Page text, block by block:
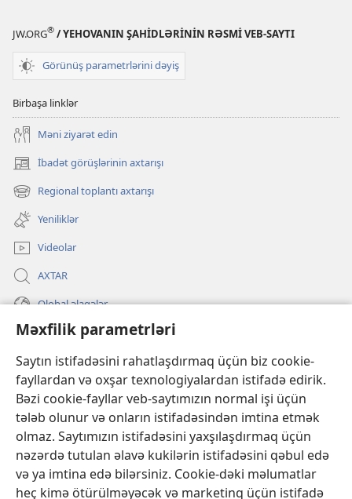
Məxfilik parametrləri
Saytın istifadəsini rahatlaşdırmaq üçün biz cookie-
fayllardan və oxşar texnologiyalardan istifadə edirik.
Bəzi cookie-fayllar veb-saytımızın normal işi üçün
tələb olunur və onların istifadəsindən imtina etmək
olmaz. Saytımızın istifadəsini yaxşılaşdırmaq üçün
nəzərdə tutulan əlavə kukilərin istifadəsini qəbul edə
və ya imtina edə bilərsiniz. Cookie-dəki məlumatlar
heç kimə ötürülməyəcək və marketinq üçün istifadə
JW.ORG® / YEHOVANIN ŞAHİDLƏRİNİN RƏSMİ VEB-SAYTI
Görünüş parametrlərini dəyiş
Birbaşa linklər
Məni ziyarət edin
İbadət görüşlərinin axtarışı
(yeni
pəncərə
açılır)
Regional toplantı axtarışı
(yeni
pəncərə
açılır)
Yeniliklər
Videolar
AXTAR
Qlobal əlaqələr
KÖMƏK
(yeni
pəncərə
açılır) Gözətçi qülləsinin ONLAYN KİTABXANASI™
(yeni
pəncərə
açılır) JW Hub
(yeni
pəncərə
açılır)
«JW Library»®